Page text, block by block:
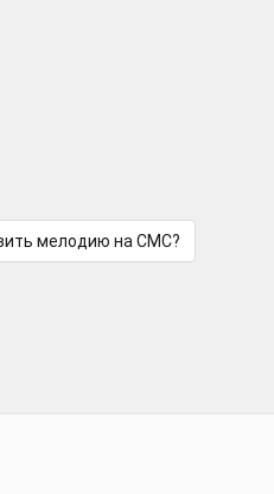
мелодию на СМС?